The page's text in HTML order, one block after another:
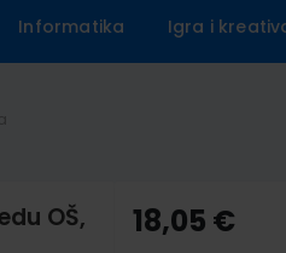
Informatika Igra i
OŠ,
18,05 €